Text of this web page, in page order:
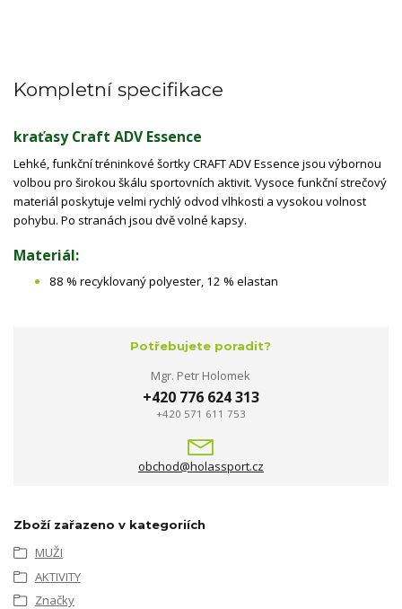
Kompletní specifikace
kraťasy Craft ADV Essence
Lehké, funkční tréninkové šortky CRAFT ADV Essence jsou výbornou
volbou pro širokou škálu sportovních aktivit. Vysoce funkční strečový
materiál poskytuje velmi rychlý odvod vlhkosti a vysokou volnost
pohybu. Po stranách jsou dvě volné kapsy.
Materiál:
88 % recyklovaný polyester, 12 % elastan
Potřebujete poradit?
Mgr. Petr Holomek
+420 776 624 313
+420 571 611 753
obchod@holassport.cz
Zboží zařazeno v kategoriích
MUŽI
AKTIVITY
Značky